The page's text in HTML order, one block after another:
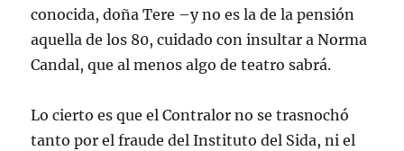
conocida, doña Tere –y no es la de la pensión
aquella de los 80, cuidado con insultar a Norma
Candal, que al menos algo de teatro sabrá.
Lo cierto es que el Contralor no se trasnochó
tanto por el fraude del Instituto del Sida, ni el